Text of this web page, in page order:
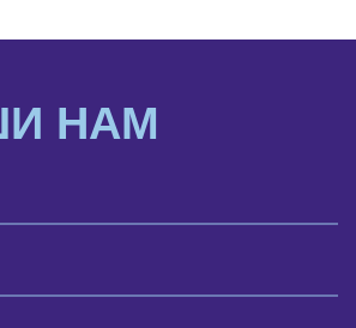
НАМ